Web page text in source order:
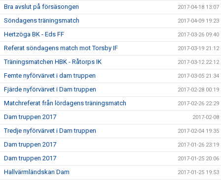
Bra avslut på försäsongen 2017-04-18 13:07
Söndagens träningsmatch 2017-04-09 19:23
Hertzöga BK - Eds FF 2017-03-26 09:40
Referat söndagens match mot Torsby IF 2017-03-19 21:12
Träningsmatchen HBK - Råtorps IK 2017-03-12 22:12
Femte nyförvärvet i dam truppen 2017-03-05 21:34
Fjärde nyförvärvet i Dam truppen 2017-02-28 00:19
Matchreferat från lördagens träningsmatch 2017-02-26 22:29
Dam truppen 2017 2017-02-08
Tredje nyförvärvet i Dam truppen 2017-02-04 19:35
Dam truppen 2017 2017-01-26 23:19
Dam truppen 2017 2017-01-25 20:06
Hallvärmländskan Dam 2017-01-25 19:53